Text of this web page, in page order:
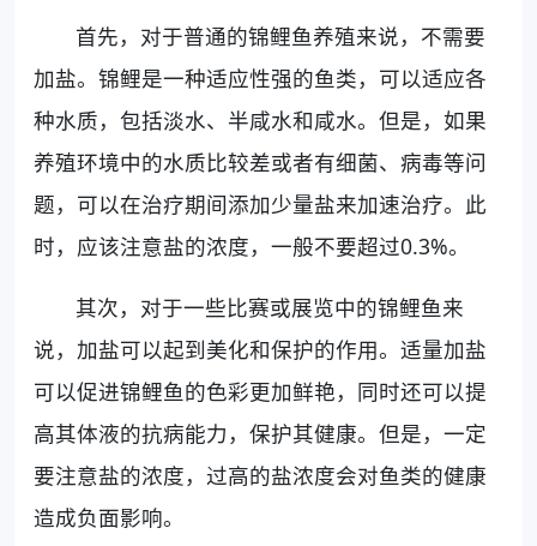
首先，对于普通的锦鲤鱼养殖来说，不需要
加盐。锦鲤是一种适应性强的鱼类，可以适应各
种水质，包括淡水、半咸水和咸水。但是，如果
养殖环境中的水质比较差或者有细菌、病毒等问
题，可以在治疗期间添加少量盐来加速治疗。此
时，应该注意盐的浓度，一般不要超过0.3%。
其次，对于一些比赛或展览中的锦鲤鱼来
说，加盐可以起到美化和保护的作用。适量加盐
可以促进锦鲤鱼的色彩更加鲜艳，同时还可以提
高其体液的抗病能力，保护其健康。但是，一定
要注意盐的浓度，过高的盐浓度会对鱼类的健康
造成负面影响。